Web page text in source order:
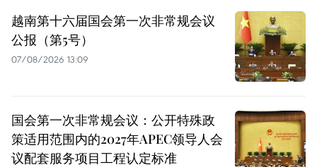
越南第十六届国会第一次非常规会议
公报（第5号）
07/08/2026 13:09
国会第一次非常规会议：公开特殊政
策适用范围内的2027年APEC领导人会
议配套服务项目工程认定标准